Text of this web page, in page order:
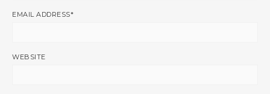
EMAIL ADDRESS*
WEBSITE